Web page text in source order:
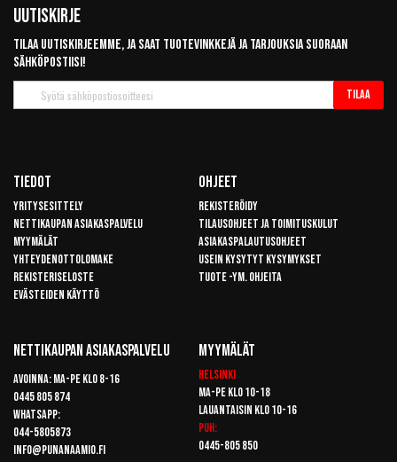
Uutiskirje
Tilaa uutiskirjeemme, ja saat tuotevinkkejä ja tarjouksia suoraan
sähköpostiisi!
uutiskirje
Tilaa
Tiedot
Yritysesittely
Nettikaupan asiakaspalvelu
Myymälät
Yhteydenottolomake
Rekisteriseloste
Evästeiden käyttö
Ohjeet
Rekisteröidy
Tilausohjeet ja toimituskulut
Asiakaspalautusohjeet
Usein kysytyt kysymykset
Tuote -ym. ohjeita
Nettikaupan Asiakaspalvelu
Avoinna: Ma-pe klo 8-16
0445 805 874
Whatsapp:
044-5805873
info@punanaamio.fi
Myymälät
Helsinki
Ma-pe klo 10-18
Lauantaisin klo 10-16
Puh:
0445-805 850